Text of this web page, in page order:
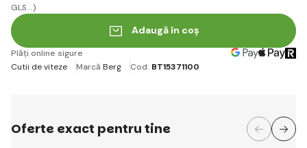
GLS...)
Adaugă în coș
Plăți online sigure
Cutii de viteze
Marcă Berg Cod: BT15371100
Oferte exact pentru tine